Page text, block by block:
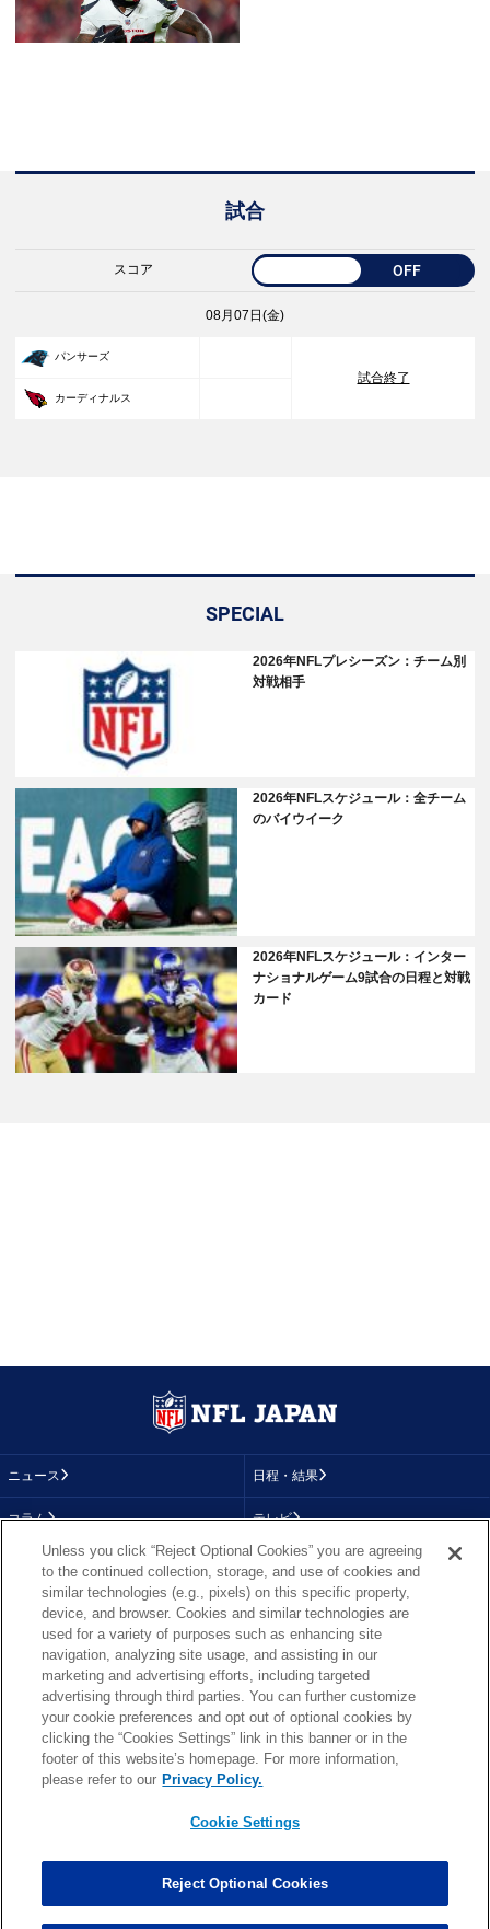
試合
スコア OFF
08月07日(金)
パンサーズ
試合終了
カーディナルス
SPECIAL
2026年NFLプレシーズン：チーム別
対戦相手
2026年NFLスケジュール：全チーム
のバイウイーク
2026年NFLスケジュール：インター
ナショナルゲーム9試合の日程と対戦
カード
ニュース 日程・結果
コラム テレビ
画像
順位表
About NFL
More NFL 特集
TOP お問い合わせ FAQ
PHOTO BY AP Images / PHOTO BY Getty Images
Unless you click “Reject Optional Cookies” you are agreeing
to the continued collection, storage, and use of cookies and
similar technologies (e.g., pixels) on this specific property,
device, and browser. Cookies and similar technologies are
used for a variety of purposes such as enhancing site
navigation, analyzing site usage, and assisting in our
marketing and advertising efforts, including targeted
advertising through third parties. You can further customize
your cookie preferences and opt out of optional cookies by
clicking the “Cookies Settings” link in this banner or in the
footer of this website’s homepage. For more information,
please refer to our Privacy Policy.
Cookie Settings
Reject Optional Cookies